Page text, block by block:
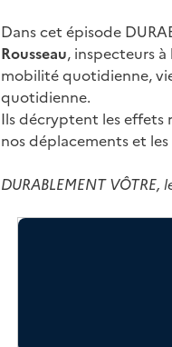
Dans cet épisode
Rousseau, inspecteurs
mobilité quotidienne,
quotidienne.
Ils décryptent les effets
nos déplacements et
DURABLEMENT